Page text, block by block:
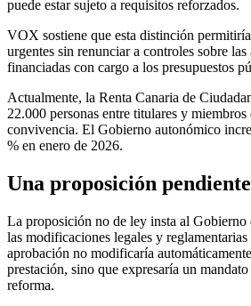
puede estar sujeto a requisitos reforzados.
VOX sostiene que esta distinción
urgentes sin renunciar a controles sobre
financiadas con cargo a los presupuestos
Actualmente, la Renta Canaria de
22.000 personas entre titulares y miembros
convivencia. El Gobierno autonómico
% en enero de 2026.
Una proposición
La proposición no de ley insta al Gobierno
las modificaciones legales y reglamentarias
aprobación no modificaría
prestación, sino que expresaría un
reforma.